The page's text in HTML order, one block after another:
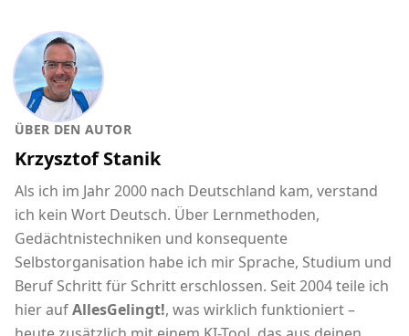
ÜBER DEN AUTOR
Krzysztof Stanik
Als ich im Jahr 2000 nach Deutschland kam, verstand
ich kein Wort Deutsch. Über Lernmethoden,
Gedächtnistechniken und konsequente
Selbstorganisation habe ich mir Sprache, Studium und
Beruf Schritt für Schritt erschlossen. Seit 2004 teile ich
hier aufAllesGelingt!, was wirklich funktioniert –